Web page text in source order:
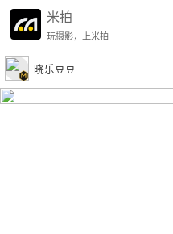
米拍
玩摄影，上米拍
晓乐豆豆